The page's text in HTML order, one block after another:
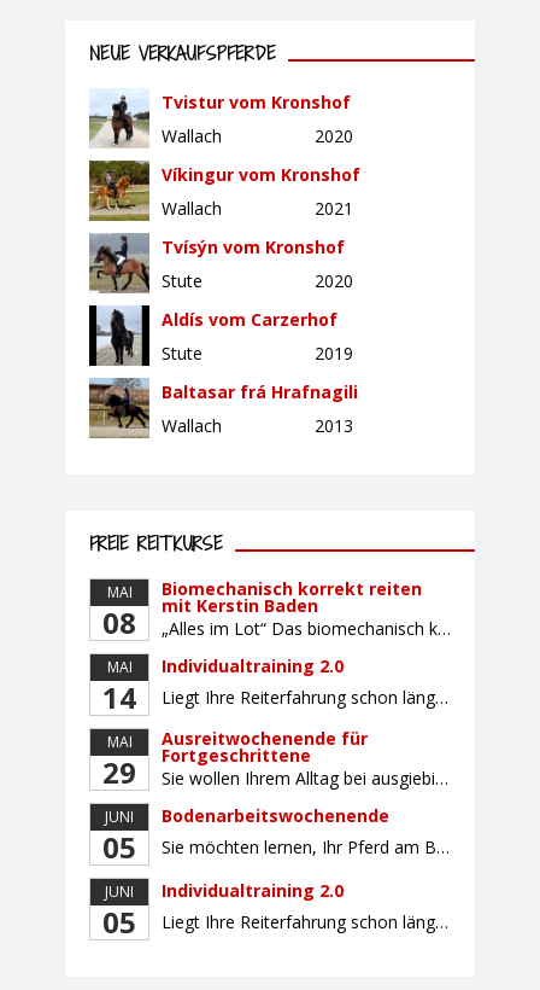
NEUE VERKAUFSPFERDE
Tvistur vom Kronshof
Wallach
2020
Víkingur vom Kronshof
Wallach
2021
Tvísýn vom Kronshof
Stute
2020
Aldís vom Carzerhof
Stute
2019
Baltasar frá Hrafnagili
Wallach
2013
FREIE REITKURSE
MAI
08
Biomechanisch korrekt reiten
mit Kerstin Baden
„Alles im Lot“ Das biomechanisch korrekte Reiten vereint viele wichtige Erkenntnisse der Reitkunst und der Physiologie von Pferd und Reiter miteinander. Ziel ist die größtmögliche Symmetrie des Reiters, denn erst wenn „alles im Lot“ ist, kann das Pferd den Reiter ausbalanciert und losgelassen tragen. Dafür muss der Reiter lernen, die Reaktionen seines Pferdes auf seinen […]
MAI
14
Individualtraining 2.0
Liegt Ihre Reiterfahrung schon länger zurück oder fühlen Sie sich noch nicht richtig fit? Oder sind Sie bereits ein sicherer Reiter und freuen sich auf weiterführenden Unterricht? Training für Reiter:innen mit unterschiedlicher Reiterfahrung, auf die Wünsche und Kenntnisse des Einzelnen abgestimmt. Ein abwechslungsreiches Programm mit individuellem Reitunterricht mit unterschiedlichen Schwerpunkten und für Fortgeschrittene auch mit […]
MAI
29
Ausreitwochenende für
Fortgeschrittene
Sie wollen Ihrem Alltag bei ausgiebigen Ritten durch unser wunderschönes Gelände entfliehen? Dann ist das Ausreitwochenende genau das Richtige. Geübte und sichere Reiter und Reiterinnen genießen die herrliche Natur unter erfahrener Rittführung. Teilnahme mit Leih- oder eigenem Pferd möglich. Mindestteilnehmerzahl: 5 Personen
JUNI
05
Bodenarbeitswochenende
Sie möchten lernen, Ihr Pferd am Boden gezielt zu gymnastizieren und durch feine Kommunikation zu führen? Dieser Kurs vermittelt, wie gezieltes und korrektes Longieren zur gymnastizierenden Arbeit mit dem Pferd beitragen. Wir arbeiten mit Hilfe eines Kappzaums – ohne Ausbinder oder andere Hilfszügel. Im Mittelpunkt stehen feine Kommunikation, klare Körpersprache und präzise Hilfengebung mit dem […]
JUNI
05
Individualtraining 2.0
Liegt Ihre Reiterfahrung schon länger zurück oder fühlen Sie sich noch nicht richtig fit? Oder sind Sie bereits ein sicherer Reiter und freuen sich auf weiterführenden Unterricht? Training für Reiter:innen mit unterschiedlicher Reiterfahrung, auf die Wünsche und Kenntnisse des Einzelnen abgestimmt. Ein abwechslungsreiches Programm mit individuellem Reitunterricht und für Fortgeschrittene auch mit Gangtraining findet in […]